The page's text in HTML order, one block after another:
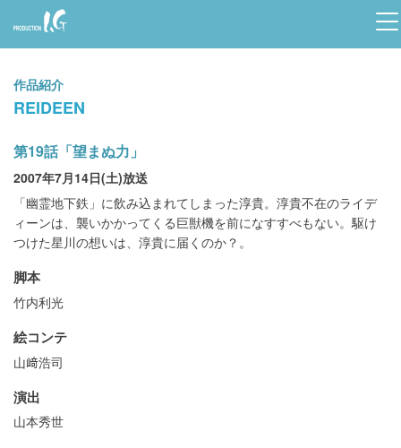
Prod
uctio
n I.G
作品紹介
REIDEEN
第19話「望まぬ力」
2007年7月14日(土)放送
「幽霊地下鉄」に飲み込まれてしまった淳貴。淳貴不在のライデ
ィーンは、襲いかかってくる巨獣機を前になすすべもない。駆け
つけた星川の想いは、淳貴に届くのか？。
脚本
竹内利光
絵コンテ
山﨑浩司
演出
山本秀世